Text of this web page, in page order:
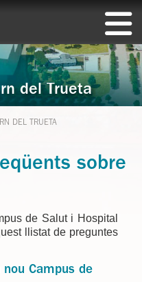
del Trueta
DEL TRUETA
sobre
de Salut i Hospital
llistat de preguntes
Campus de